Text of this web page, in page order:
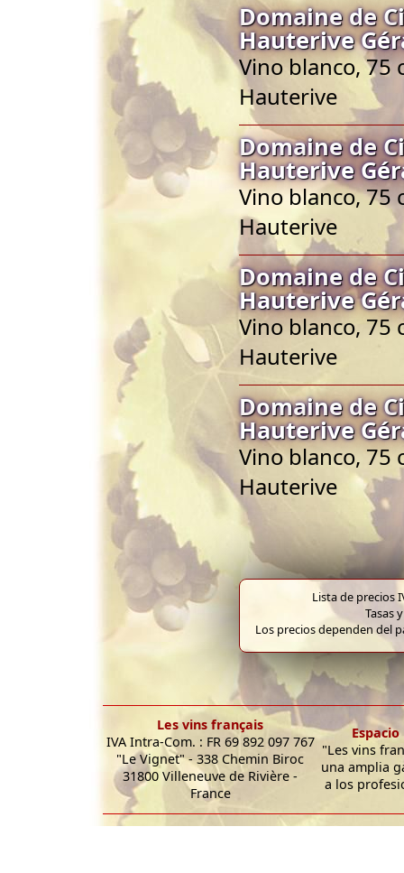
Domaine de
Hauterive
Vino blanco, 75
Hauterive
Domaine de
Hauterive
Vino blanco, 75
Hauterive
Domaine de
Hauterive
Vino blanco, 75
Hauterive
Domaine de
Hauterive
Vino blanco, 75
Hauterive
Lista de precios
Tasas
Los precios dependen del
Les vins français
IVA Intra-Com. : FR 69 892 097 767
"Le Vignet" - 338 Chemin Biroc
31800 Villeneuve de Rivière -
France
"Les vins
una amplia
a los